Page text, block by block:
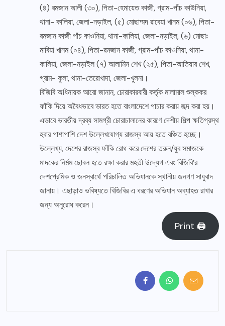
(৪) রমজান আলী (৩০), পিতা-হেমায়েত কাজী, গ্রাম-পাঁচ কাউনিয়া,
থানা- কালিয়া, জেলা-নড়াইল, (৫) মোছাম্মদ রাবেয়া খানম (০৬), পিতা-
রমজান কাজী পাঁচ কাওনিয়া, থানা-কালিয়া, জেলা-নড়াইল, (৬) মোছাঃ
মাবিয়া খানম (০৪), পিতা-রমজান কাজী, গ্রাম-পাঁচ কাওনিয়া, থানা-
কালিয়া, জেলা-নড়াইল (৭) আলামিন শেখ (২৫), পিতা-আতিয়ার শেখ,
গ্রাম- কুলা, থানা-তেরোখাদা, জেলা-খুলনা।
বিজিবি অধিনায়ক আরো জানান, চোরাকারবারী কর্তৃক মালামাল শুল্ককর
ফাঁকি দিয়ে অবৈধভাবে ভারত হতে বাংলাদেশে পাচার করায় জব্দ করা হয়।
এভাবে ভারতীয় দ্রব্য সামগ্রী চোরাচালানের কারণে দেশীয় শিল্প ক্ষতিগ্রস্থ
হবার পাশাপাশি দেশ উল্লেখযোগ্য রাজস্ব আয় হতে বঞ্চিত হচ্ছে।
উল্লেখ্য, দেশের রাজস্ব ফাঁকি রোধ করে দেশের তরুন/যুব সমাজকে
মাদকের নির্মম ছোবল হতে রক্ষা করার মহতী উদ্যেগ এবং বিজিবি’র
দেশপ্রেমিক ও জনস্বার্থে পরিচালিত অভিযানকে স্থানীয় জনগণ সাধুবাদ
জানায়। এছাড়াও ভবিষ্যতে বিজিবির এ ধরণের অভিযান অব্যাহত রাখার
জন্য অনুরোধ করেন।
Print 🖨